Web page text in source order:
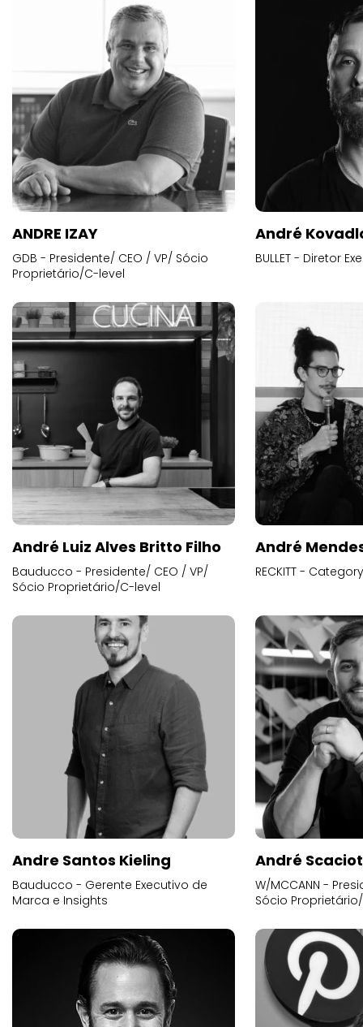
ANDRE IZAY
GDB - Presidente/ CEO / VP/ Sócio
Proprietário/C-level
André
BULLET - Diretor
André Luiz Alves Britto Filho
Bauducco - Presidente/ CEO / VP/
Sócio Proprietário/C-level
André
RECKITT -
Andre Santos Kieling
Bauducco - Gerente Executivo de
Marca e Insights
André
W/MCCANN -
Sócio